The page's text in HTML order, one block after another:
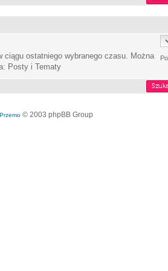
ciągu ostatniego wybranego czasu. Można
Posty i Tematy
Przemo © 2003 phpBB Group